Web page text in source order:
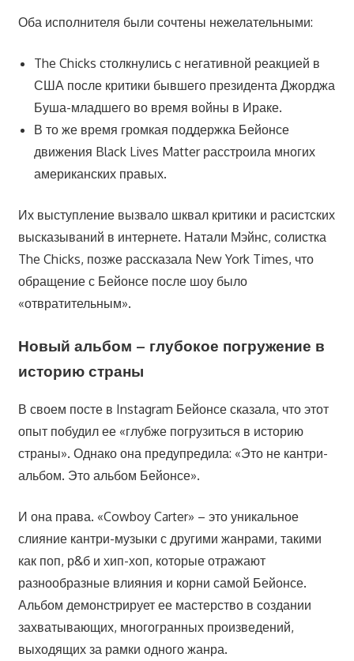
Оба исполнителя были сочтены нежелательными:
The Chicks столкнулись с негативной реакцией в
США после критики бывшего президента Джорджа
Буша-младшего во время войны в Ираке.
В то же время громкая поддержка Бейонсе
движения Black Lives Matter расстроила многих
американских правых.
Их выступление вызвало шквал критики и расистских
высказываний в интернете. Натали Мэйнс, солистка
The Chicks, позже рассказала New York Times, что
обращение с Бейонсе после шоу было
«отвратительным».
Новый альбом – глубокое погружение в
историю страны
В своем посте в Instagram Бейонсе сказала, что этот
опыт побудил ее «глубже погрузиться в историю
страны». Однако она предупредила: «Это не кантри-
альбом. Это альбом Бейонсе».
И она права. «Cowboy Carter» – это уникальное
слияние кантри-музыки с другими жанрами, такими
как поп, р&б и хип-хоп, которые отражают
разнообразные влияния и корни самой Бейонсе.
Альбом демонстрирует ее мастерство в создании
захватывающих, многогранных произведений,
выходящих за рамки одного жанра.